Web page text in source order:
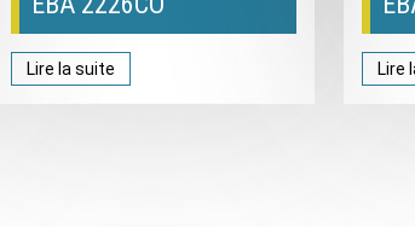
Lire la suite Lire